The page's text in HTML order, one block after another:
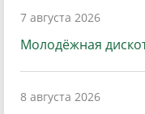
7 августа 2026
Молодёжная
8 августа 2026